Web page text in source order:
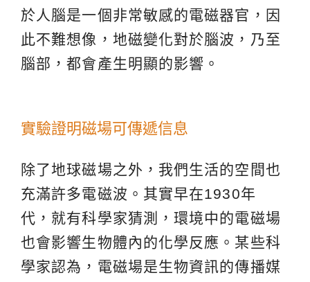
於人腦是一個非常敏感的電磁器官，因
此不難想像，地磁變化對於腦波，乃至
腦部，都會產生明顯的影響。
實驗證明磁場可傳遞信息
除了地球磁場之外，我們生活的空間也
充滿許多電磁波。其實早在1930年
代，就有科學家猜測，環境中的電磁場
也會影響生物體內的化學反應。某些科
學家認為，電磁場是生物資訊的傳播媒